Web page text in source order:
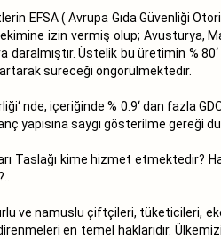
EFSA ( Avrupa Gıda Güvenliği
ekimine izin vermiş olup; Avusturya,
Üstelik bu üretimin %
süreceği öngörülmektedir.
nde, içeriğinde % 0.9‘ dan fazla
yapısına saygı gösterilme gereği
Taslağı kime hizmet etmektedir?
ve namuslu çiftçileri, tüketicileri,
en temel haklarıdır.